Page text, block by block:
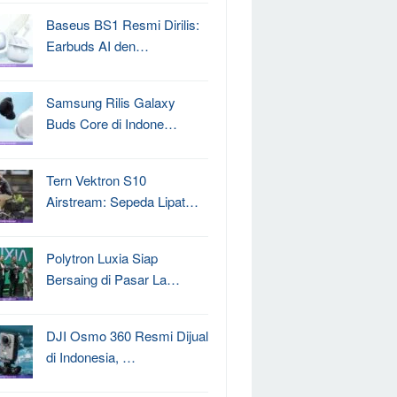
Baseus BS1 Resmi Dirilis:
Earbuds AI den…
Samsung Rilis Galaxy
Buds Core di Indone…
Tern Vektron S10
Airstream: Sepeda Lipat…
Polytron Luxia Siap
Bersaing di Pasar La…
DJI Osmo 360 Resmi Dijual
di Indonesia, …